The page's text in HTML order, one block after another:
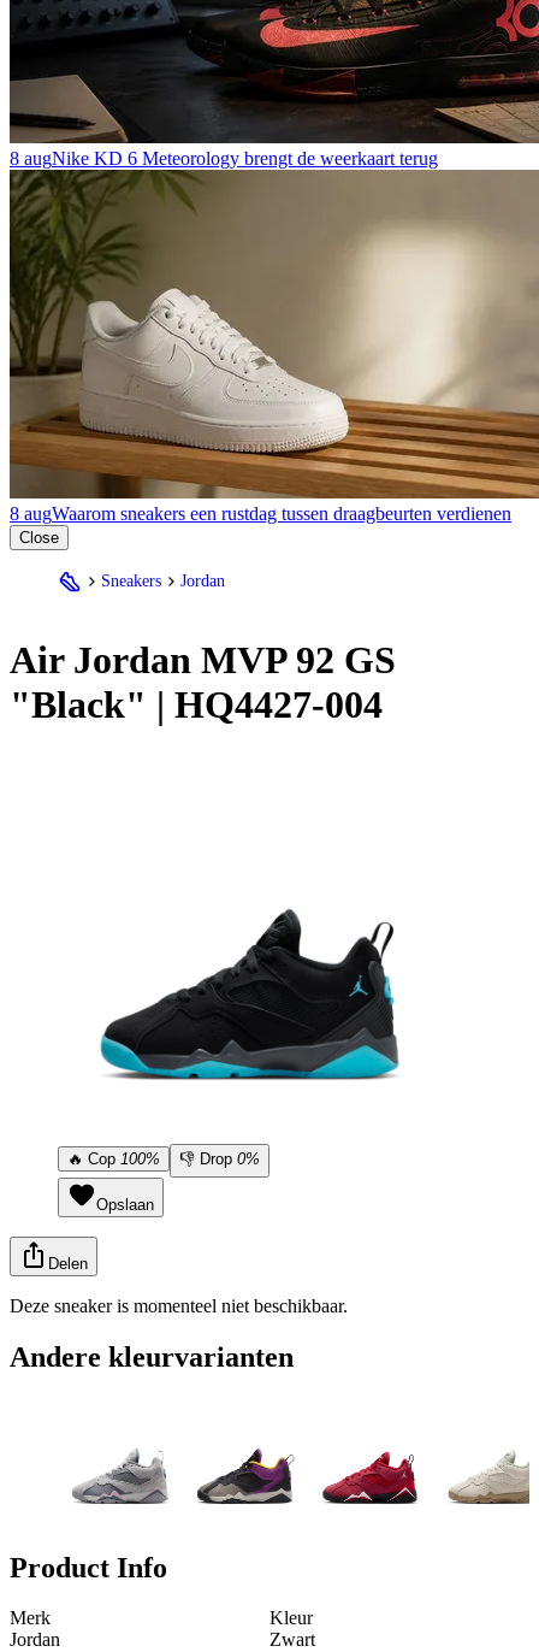
8 augNike KD 6 Meteorology brengt de weerkaart terug
8 augWaarom sneakers een rustdag tussen draagbeurten verdienen
Close
Sneakers Jordan
Air Jordan MVP 92 GS
"Black" | HQ4427-004
🔥 Cop 100% 👎 Drop 0%
Opslaan
Delen
Deze sneaker is momenteel niet beschikbaar.
Andere kleurvarianten
Product Info
Merk
Jordan
Kleur
Zwart